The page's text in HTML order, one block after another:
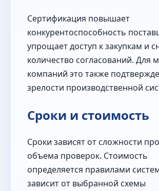
Сертификация повышает
конкурентоспособность
упрощает доступ к закупкам и
количество согласований. Для
компаний это также
зрелости производственной
Сроки и стоимость
Сроки зависят от сложности
объема проверок. Стоимость
определяется правилами
зависит от выбранной схемы